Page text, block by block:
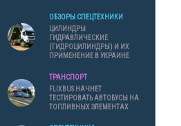
ОБЗОРЫ СПЕЦТЕХНИКИ
ЦИЛИНДРЫ
ГИДРАВЛИЧЕСКИЕ
(ГИДРОЦИЛИНДРЫ) И ИХ
ПРИМЕНЕНИЕ В УКРАИНЕ
ТРАНСПОРТ
FLIXBUS НАЧНЕТ
ТЕСТИРОВАТЬ АВТОБУСЫ НА
ТОПЛИВНЫХ ЭЛЕМЕНТАХ